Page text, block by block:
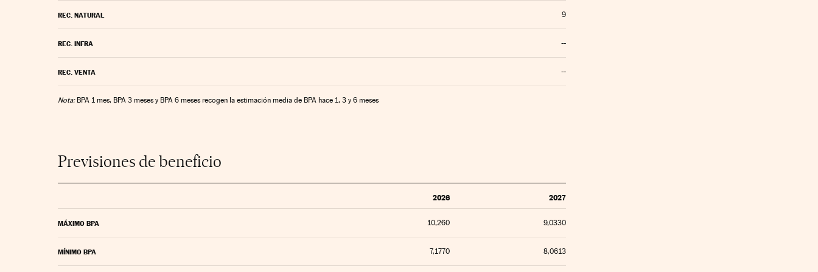
REC. NATURAL 9
REC. INFRA --
REC. VENTA --
Nota:BPA 1 mes, BPA 3 meses y BPA 6 meses recogen la estimación media de BPA hace 1, 3 y 6 meses
Previsiones de beneficio
2026 2027
MÁXIMO BPA 10,260 9,0330
MÍNIMO BPA 7,1770 8,0613